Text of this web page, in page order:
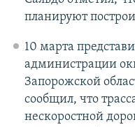
планируют
10 марта
администрации
Запорожской
сообщил, что
нескоростной